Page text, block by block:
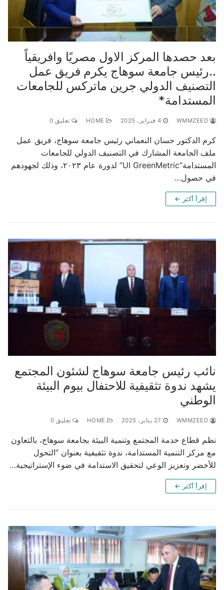
بعد حصدها المركز الاول مصريًا وافريقياً
..رئيس جامعة سوهاج يكرم فريق عمل
التصنيف الدولي جرين ماتركس للجامعات
المستدامة*
4 فبراير، 2025 تعليق 0
كرم الدكتور حسان النعماني رئيس جامعة سوهاج، فريق عمل
ملف الجامعة المشارك في التصنيف الدولي للجامعات
المستدامة“UI GreenMetric” لدورة عام ٢٠٢٣، وذلك لجهودهم
في حصول…
إقرأ أكثر ←
نائب رئيس جامعة سوهاج لشئون المجتمع
يشهد ندوة تثقيفية للاحتفال بيوم البيئة
الوطني
27 يناير، 2025 تعليق 0
نظم قطاع خدمة المجتمع وتنمية البيئة بجامعة سوهاج، بالتعاون
مع مركز التنمية المستدامة، ندوة تثقيفية بعنوان “التحول
للأخضر وتعزيز الوعي لتحقيق الاستدامة في ضوء الإستراتيجية…
إقرأ أكثر ←